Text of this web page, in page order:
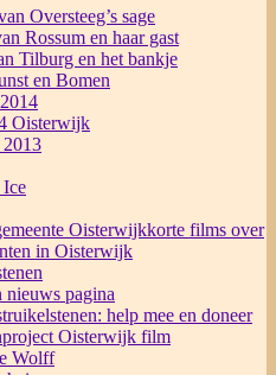
Oversteeg’s sage
Rossum en haar gast
Tilburg en het bankje
en Bomen
Oisterwijk
2013
Oisterwijkkorte films over
in Oisterwijk
nieuws pagina
help mee en doneer
Oisterwijk film
Wolff